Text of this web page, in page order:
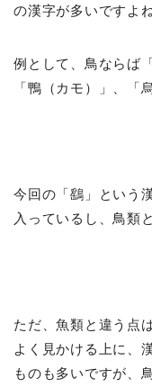
の漢字が多いですよね
例として、鳥ならば
「鴨（カモ）」、「
今回の「鷂」という
入っているし、鳥類
ただ、魚類と違う点
よく見かける上に、
ものも多いですが、